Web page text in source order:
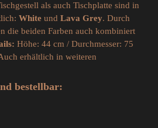
als auch Tischplatte sind in
White und Lava Grey. Durch
die beiden Farben auch kombiniert
Höhe: 44 cm / Durchmesser: 75
erhältlich in weiteren
bestellbar: